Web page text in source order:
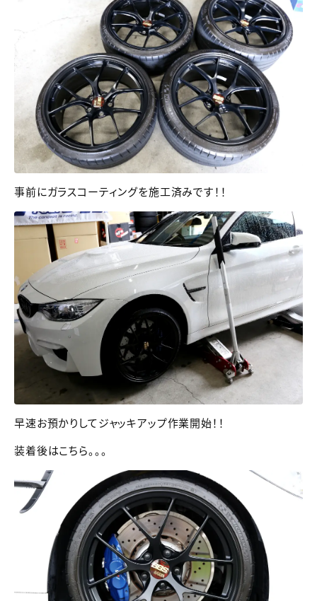
事前にガラスコーティングを施工済みです！！
早速お預かりしてジャッキアップ作業開始！！
装着後はこちら。。。